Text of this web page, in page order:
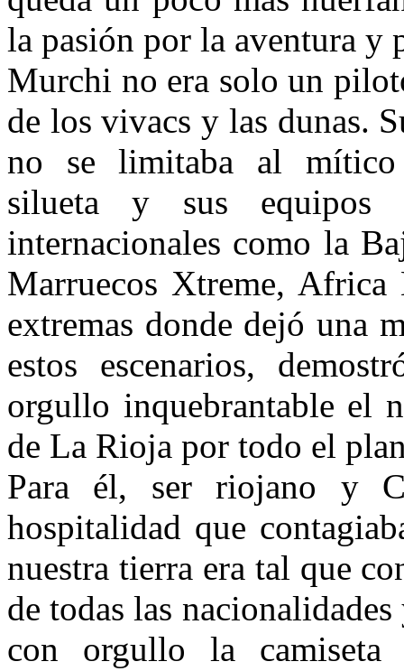
la pasión por la aventura y
Murchi no era solo un
de los vivacs y las dunas.
no se limitaba al mítico
silueta y sus equipos
internacionales como la
Marruecos Xtreme, Africa
extremas donde dejó una
estos escenarios,
orgullo inquebrantable el
de La Rioja por todo el
Para él, ser riojano y
hospitalidad que
nuestra tierra era tal que
de todas las
con orgullo la camiseta